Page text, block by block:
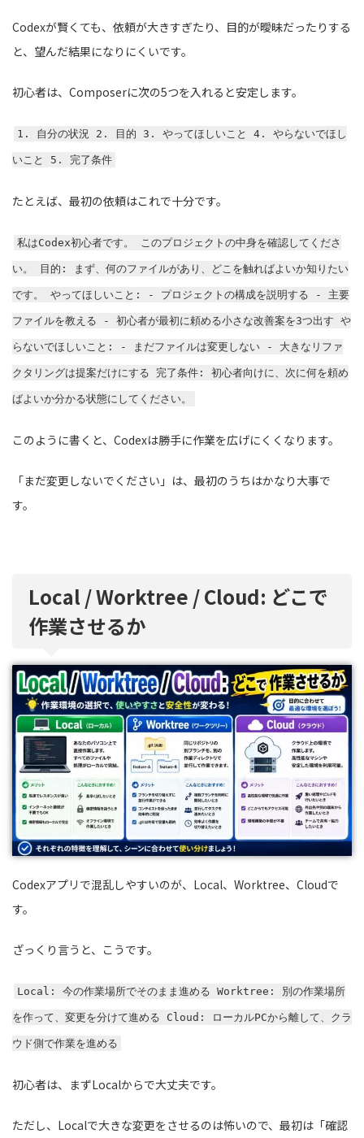
Codexが賢くても、依頼が大きすぎたり、目的が曖昧だったりする
と、望んだ結果になりにくいです。
初心者は、Composerに次の5つを入れると安定します。
1. 自分の状況 2. 目的 3. やってほしいこと 4. やらないでほし
いこと 5. 完了条件
たとえば、最初の依頼はこれで十分です。
私はCodex初心者です。 このプロジェクトの中身を確認してくださ
い。 目的: まず、何のファイルがあり、どこを触ればよいか知りたい
です。 やってほしいこと: - プロジェクトの構成を説明する - 主要
ファイルを教える - 初心者が最初に頼める小さな改善案を3つ出す や
らないでほしいこと: - まだファイルは変更しない - 大きなリファ
クタリングは提案だけにする 完了条件: 初心者向けに、次に何を頼め
ばよいか分かる状態にしてください。
このように書くと、Codexは勝手に作業を広げにくくなります。
「まだ変更しないでください」は、最初のうちはかなり大事で
す。
Local / Worktree / Cloud: どこで
作業させるか
Codexアプリで混乱しやすいのが、Local、Worktree、Cloudで
す。
ざっくり言うと、こうです。
Local: 今の作業場所でそのまま進める Worktree: 別の作業場所
を作って、変更を分けて進める Cloud: ローカルPCから離して、クラ
ウド側で作業を進める
初心者は、まずLocalからで大丈夫です。
ただし、Localで大きな変更をさせるのは怖いので、最初は「確認